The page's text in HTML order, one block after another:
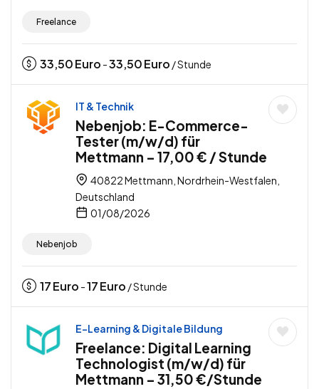
Freelance
33,50Euro -33,50Euro / Stunde
IT & Technik
Nebenjob: E-Commerce-
Tester (m/w/d) für
Mettmann – 17,00 € / Stunde
40822 Mettmann, Nordrhein-Westfalen,
Deutschland
01/08/2026
Nebenjob
17Euro -17Euro / Stunde
E-Learning & Digitale Bildung
Freelance: Digital Learning
Technologist (m/w/d) für
Mettmann – 31,50 €/Stunde